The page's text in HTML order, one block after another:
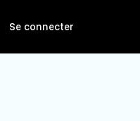
Se connecter